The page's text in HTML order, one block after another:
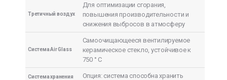
Третичный воздух
Для оптимизации сгорания,
повышения производительности и
снижения выбросов в атмосферу
Система Air Glass
Самоочищающееся вентилируемое
керамическое стекло, устойчивое к
750 ° C
Система хранения
Опция: система способна хранить